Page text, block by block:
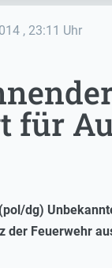
, 23:11 Uhr
für
dg)
der Feuerwehr